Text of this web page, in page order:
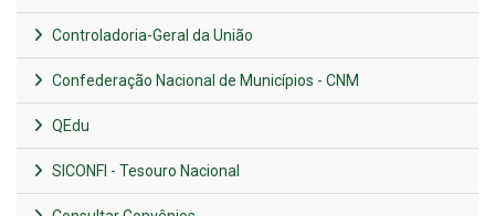
Controladoria-Geral da União
Confederação Nacional de Municípios - CNM
QEdu
SICONFI - Tesouro Nacional